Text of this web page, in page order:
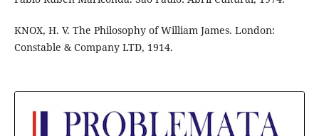
KNOX, H. V. The Philosophy of William James. London:
Constable & Company LTD, 1914.